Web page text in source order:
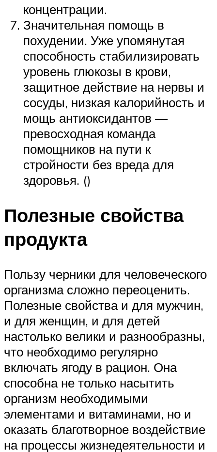
концентрации.
Значительная помощь в
похудении. Уже упомянутая
способность стабилизировать
уровень глюкозы в крови,
защитное действие на нервы и
сосуды, низкая калорийность и
мощь антиоксидантов —
превосходная команда
помощников на пути к
стройности без вреда для
здоровья. ()
Полезные свойства
продукта
Пользу черники для человеческого
организма сложно переоценить.
Полезные свойства и для мужчин,
и для женщин, и для детей
настолько велики и разнообразны,
что необходимо регулярно
включать ягоду в рацион. Она
способна не только насытить
организм необходимыми
элементами и витаминами, но и
оказать благотворное воздействие
на процессы жизнедеятельности и